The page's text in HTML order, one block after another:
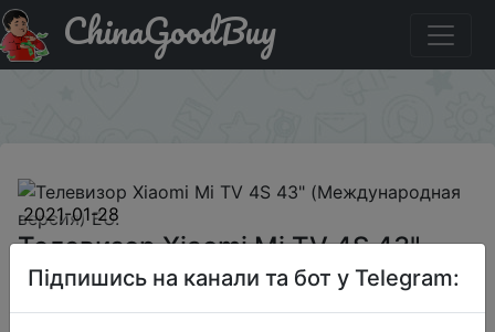
Купити на розпродажі Телевизор Xiaomi Mi TV 4S 43"
(Международная версия) EU.
ChinaGoodBuy
2021-01-28
Телевизор Xiaomi Mi TV 4S 43"
(Международная версия) EU.
Підпишись на канали та бот у Telegram: